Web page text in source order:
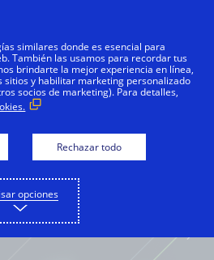
similares donde es esencial para
También las usamos para recordar tus
brindarte la mejor experiencia en línea,
sitios y habilitar marketing personalizado
socios de marketing). Para detalles,
Rechazar todo
opciones